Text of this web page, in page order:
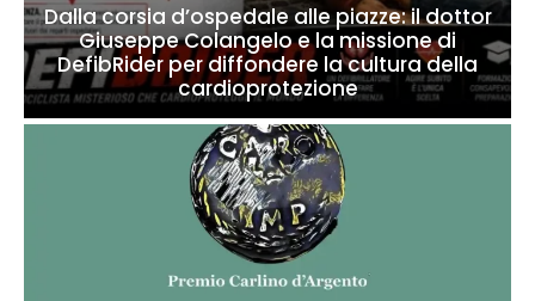
Dalla corsia d’ospedale alle piazze: il dottor
Giuseppe Colangelo e la missione di
DefibRider per diffondere la cultura della
cardioprotezione